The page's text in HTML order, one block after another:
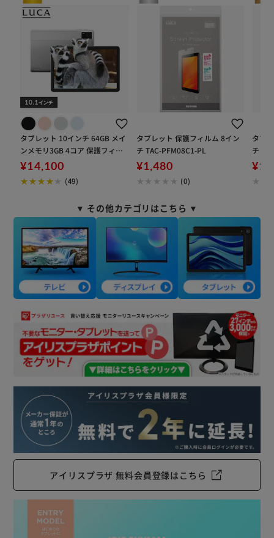
【2種のセンサー搭載】
・GPS：主にマップなどに使用。
・加速度：傾き、振動、衝撃などを検知。
【しっかり使えるバッテリー】
バッテリー内蔵“6000mAh”、急速充電対応。
USBコネクタ形状規格は、使い勝手のいいType-C（TM）ポ
ート。
（※対応の充電器、コードは別途お買い求めください。付属
のコードは急速充電に対応しておりません。）
タブレット 10インチ 64GB メイ
ンメモリ3GB 4コア 保護フィル
ム標準装備 TA10E1W63-V1S ラ
イトシルバー
¥14,100
(49)
タブレット 保護フィルム 8イン
チ TAC-PFM08C1-PL
¥1,480
(0)
タブ
チ
▼ その他カテゴリはこちら ▼
アイリスプラザ 無料会員登録はこちら